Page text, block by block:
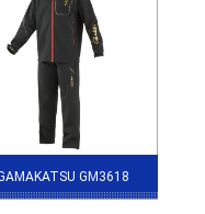
GM3618